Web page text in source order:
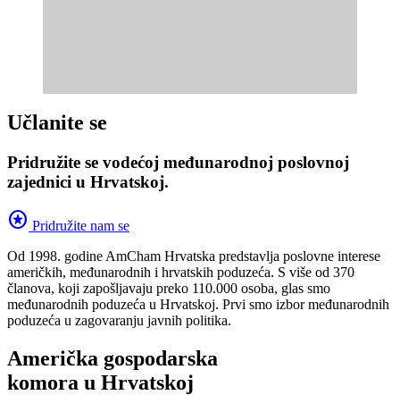
Učlanite se
Pridružite se vodećoj međunarodnoj poslovnoj
zajednici u Hrvatskoj.
stars Pridružite nam se
Od 1998. godine AmCham Hrvatska predstavlja poslovne interese
američkih, međunarodnih i hrvatskih poduzeća. S više od 370
članova, koji zapošljavaju preko 110.000 osoba, glas smo
međunarodnih poduzeća u Hrvatskoj. Prvi smo izbor međunarodnih
poduzeća u zagovaranju javnih politika.
Američka gospodarska
komora u Hrvatskoj